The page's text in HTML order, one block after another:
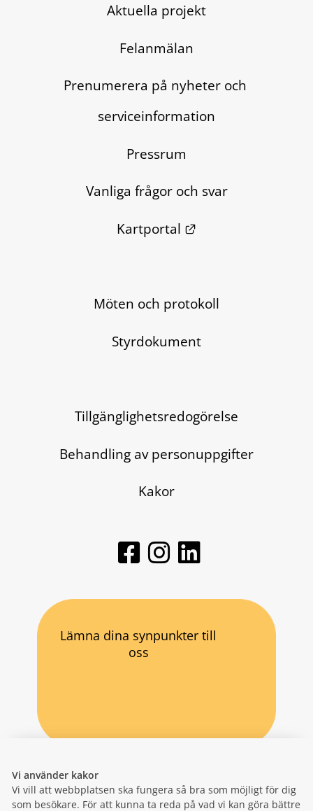
Vi använder kakor
Vi vill att webbplatsen ska fungera så bra som möjligt för dig
som besökare. För att kunna ta reda på vad vi kan göra bättre
Aktuella projekt
Felanmälan
Prenumerera på nyheter och
serviceinformation
Pressrum
Vanliga frågor och svar
Kartportal
Länk till annan
Möten och protokoll
Styrdokument
Tillgänglighetsredogörelse
Behandling av personuppgifter
Kakor
Lämna dina synpunkter till
oss